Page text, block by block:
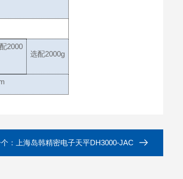
2000
选配2000g
： 上海岛韩精密电子天平DH3000-JAC